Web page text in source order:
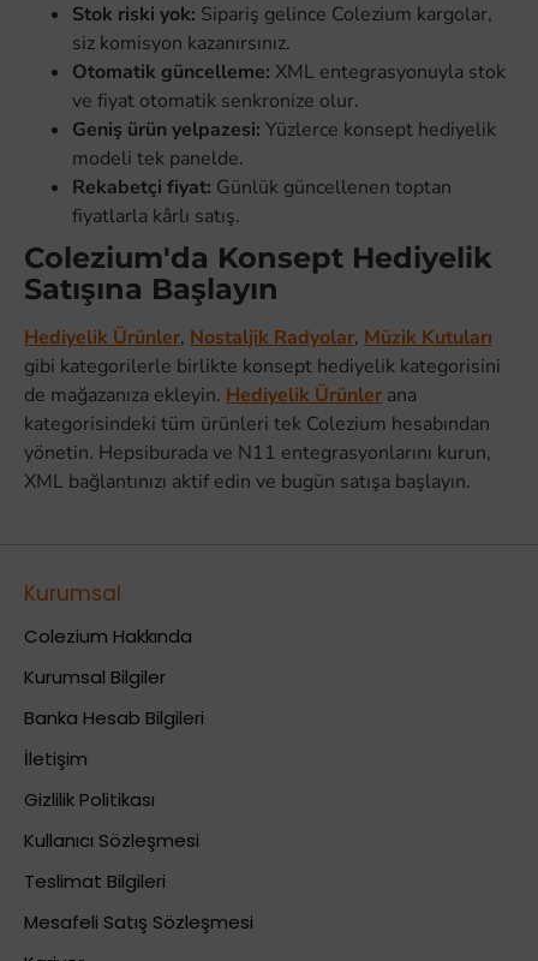
Stok riski yok: Sipariş gelince Colezium kargolar,
siz komisyon kazanırsınız.
Otomatik güncelleme: XML entegrasyonuyla stok
ve fiyat otomatik senkronize olur.
Geniş ürün yelpazesi: Yüzlerce konsept hediyelik
modeli tek panelde.
Rekabetçi fiyat: Günlük güncellenen toptan
fiyatlarla kârlı satış.
Colezium'da Konsept Hediyelik
Satışına Başlayın
Hediyelik Ürünler, Nostaljik Radyolar, Müzik Kutuları
gibi kategorilerle birlikte konsept hediyelik kategorisini
de mağazanıza ekleyin. Hediyelik Ürünler ana
kategorisindeki tüm ürünleri tek Colezium hesabından
yönetin. Hepsiburada ve N11 entegrasyonlarını kurun,
XML bağlantınızı aktif edin ve bugün satışa başlayın.
Kurumsal
Colezium Hakkında
Kurumsal Bilgiler
Banka Hesab Bilgileri
İletişim
Gizlilik Politikası
Kullanıcı Sözleşmesi
Teslimat Bilgileri
Mesafeli Satış Sözleşmesi